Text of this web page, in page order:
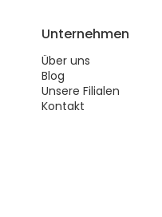
Unternehmen
Über uns
Blog
Unsere Filialen
Kontakt